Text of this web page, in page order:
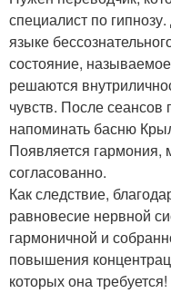
специалист по
языке
состояние,
решаются
чувств. После сеансов
напоминать басню
Появляется гармония,
согласованно.
Как следствие,
равновесие нервной
гармоничной и
повышения
которых она требуется!